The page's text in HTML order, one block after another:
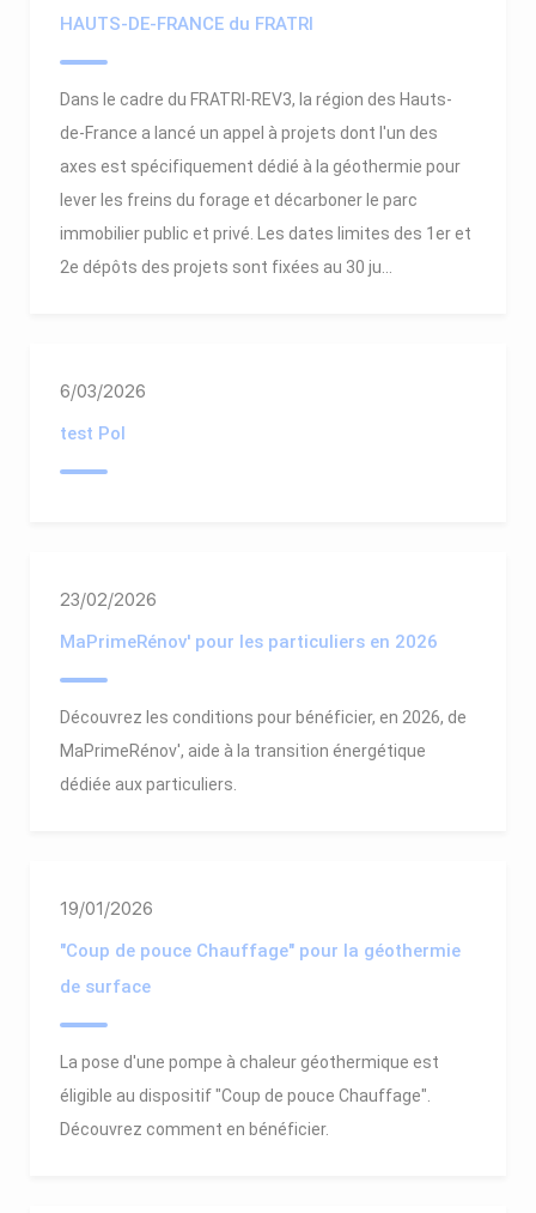
HAUTS-DE-FRANCE du FRATRI
Dans le cadre du FRATRI-REV3, la région des Hauts-
de-France a lancé un appel à projets dont l'un des
axes est spécifiquement dédié à la géothermie pour
lever les freins du forage et décarboner le parc
immobilier public et privé. Les dates limites des 1er et
2e dépôts des projets sont fixées au 30 ju...
6/03/2026
test Pol
23/02/2026
MaPrimeRénov' pour les particuliers en 2026
Découvrez les conditions pour bénéficier, en 2026, de
MaPrimeRénov', aide à la transition énergétique
dédiée aux particuliers.
19/01/2026
"Coup de pouce Chauffage" pour la géothermie
de surface
La pose d'une pompe à chaleur géothermique est
éligible au dispositif "Coup de pouce Chauffage".
Découvrez comment en bénéficier.